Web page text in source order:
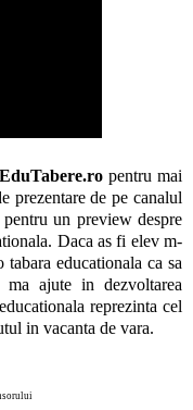
EduTabere.ro pentru mai
prezentare de pe canalul
un preview despre
Daca as fi elev m-
educationala ca sa
ajute in dezvoltarea
reprezinta cel
in vacanta de vara.